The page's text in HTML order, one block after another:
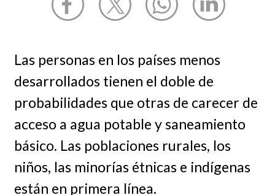
Las personas en los países menos
desarrollados tienen el doble de
probabilidades que otras de carecer de
acceso a agua potable y saneamiento
básico. Las poblaciones rurales, los
niños, las minorías étnicas e indígenas
están en primera línea.